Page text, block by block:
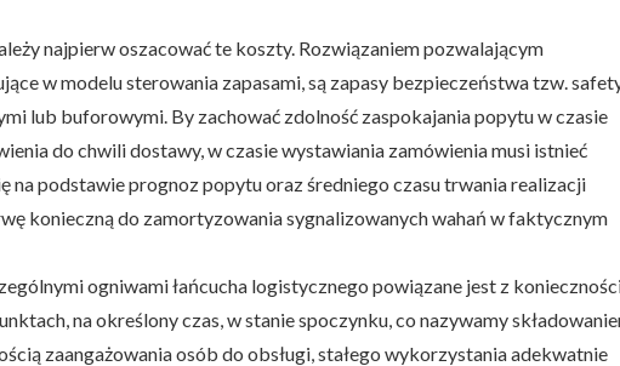
najpierw oszacować te koszty. Rozwiązaniem pozwalającym
w modelu sterowania zapasami, są zapasy bezpieczeństwa tzw.
lub buforowymi. By zachować zdolność zaspokajania popytu w czasie
do chwili dostawy, w czasie wystawiania zamówienia musi istnieć
na podstawie prognoz popytu oraz średniego czasu trwania realizacji
konieczną do zamortyzowania sygnalizowanych wahań w faktycznym
ogniwami łańcucha logistycznego powiązane jest z
na określony czas, w stanie spoczynku, co nazywamy
zaangażowania osób do obsługi, stałego wykorzystania adekwatnie